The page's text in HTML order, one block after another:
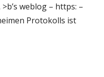
weblog – https: –
Protokolls ist